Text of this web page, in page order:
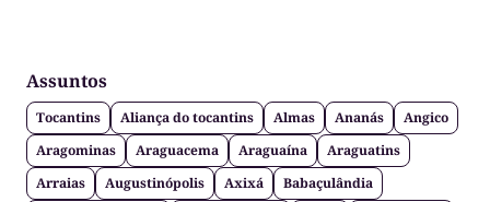
Assuntos
Tocantins Aliança do tocantins Almas Ananás
Angico
Aragominas
Araguacema Araguaína
Araguatins
Arraias
Augustinópolis Axixá
Babaçulândia